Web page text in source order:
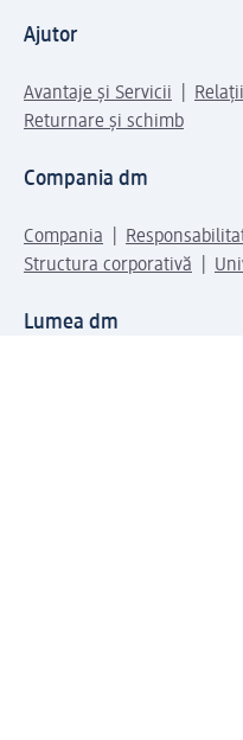
Ajutor
Avantaje și Servicii
Returnare și schimb
Compania dm
Compania
Structura corporativă
Lumea dm